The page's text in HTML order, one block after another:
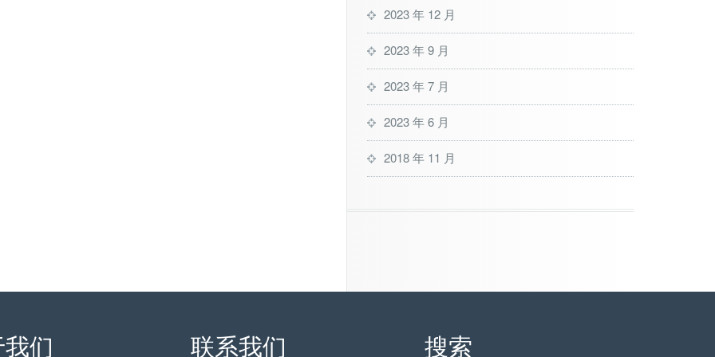
2023 年 12 月
2023 年 9 月
2023 年 7 月
2023 年 6 月
2018 年 11 月
们 联系我们 搜索